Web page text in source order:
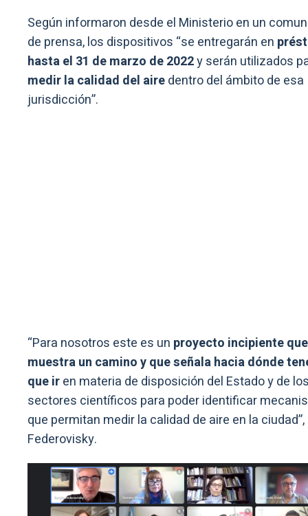
Según informaron desde el Ministerio en un
de prensa, los dispositivos “se entregarán en
hasta el 31 de marzo de 2022y serán utilizados
medir la calidad del airedentro del ámbito de esa
jurisdicción”.
“Para nosotros este es un proyecto incipiente que
muestra un camino y que señala hacia dónde
que iren materia de disposición del Estado y de
sectores científicos para poder identificar
que permitan medir la calidad de aire en la
Federovisky.